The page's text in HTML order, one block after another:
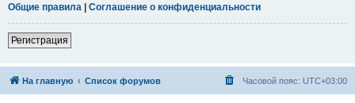
Общие правила | Соглашение о конфиденциальности
Регистрация
На главную Список форумов Часовой пояс: UTC+03:00